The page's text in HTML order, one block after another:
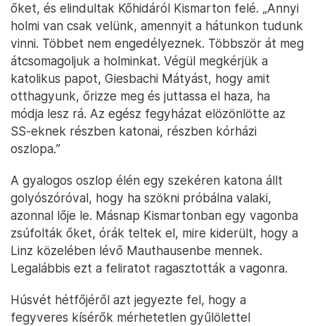
őket, és elindultak Kőhidáról Kismarton felé. „Annyi
holmi van csak velünk, amennyit a hátunkon tudunk
vinni. Többet nem engedélyeznek. Többször át meg
átcsomagoljuk a holminkat. Végül megkérjük a
katolikus papot, Giesbachi Mátyást, hogy amit
otthagyunk, őrizze meg és juttassa el haza, ha
módja lesz rá. Az egész fegyházat elözönlötte az
SS-eknek részben katonai, részben kórházi
oszlopa.”
A gyalogos oszlop élén egy szekéren katona állt
golyószóróval, hogy ha szökni próbálna valaki,
azonnal lője le. Másnap Kismartonban egy vagonba
zsúfolták őket, órák teltek el, mire kiderült, hogy a
Linz közelében lévő Mauthausenbe mennek.
Legalábbis ezt a feliratot ragasztották a vagonra.
Húsvét hétfőjéről azt jegyezte fel, hogy a
fegyveres kísérők mérhetetlen gyűlölettel